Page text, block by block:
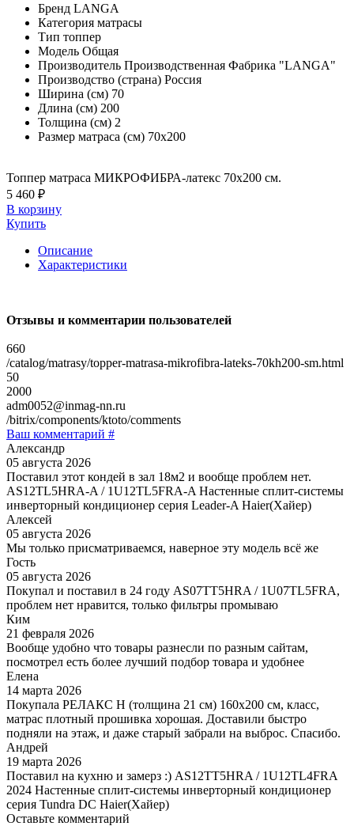
Бренд LANGA
Категория матрасы
Тип топпер
Модель Общая
Производитель Производственная Фабрика "LANGA"
Производство (страна) Россия
Ширина (см) 70
Длина (см) 200
Толщина (см) 2
Размер матраса (см) 70х200
Топпер матраса МИКРОФИБРА-латекс 70х200 см.
5 460 ₽
В корзину
Купить
Описание
Характеристики
Отзывы и комментарии пользователей
660
/catalog/matrasy/topper-matrasa-mikrofibra-lateks-70kh200-sm.html
50
2000
adm0052@inmag-nn.ru
/bitrix/components/ktoto/comments
Ваш комментарий #
Александр
05 августа 2026
Поставил этот кондей в зал 18м2 и вообще проблем нет.
AS12TL5HRA-A / 1U12TL5FRA-A Настенные сплит-системы
инверторный кондиционер серия Leader-A Haier(Хайер)
Алексей
05 августа 2026
Мы только присматриваемся, наверное эту модель всё же
Гость
05 августа 2026
Покупал и поставил в 24 году AS07TT5HRA / 1U07TL5FRA,
проблем нет нравится, только фильтры промываю
Ким
21 февраля 2026
Вообще удобно что товары разнесли по разным сайтам,
посмотрел есть более лучший подбор товара и удобнее
Елена
14 марта 2026
Покупала РЕЛАКС Н (толщина 21 см) 160х200 см, класс,
матрас плотный прошивка хорошая. Доставили быстро
подняли на этаж, и даже старый забрали на выброс. Спасибо.
Андрей
19 марта 2026
Поставил на кухню и замерз :) AS12TT5HRA / 1U12TL4FRA
2024 Настенные сплит-системы инверторный кондиционер
серия Tundra DC Haier(Хайер)
Оставьте комментарий